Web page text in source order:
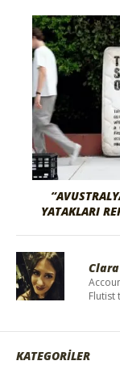
YATAKLARI
Flutist
KATEGORİLER